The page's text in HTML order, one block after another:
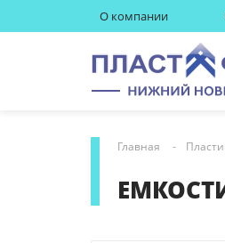
О компании
Главная